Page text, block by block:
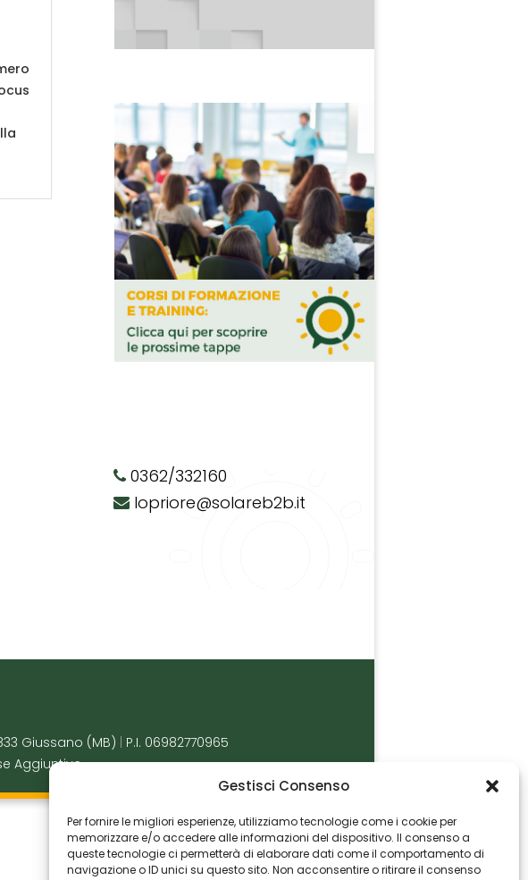
Gestisci Consenso
Per fornire le migliori esperienze, utilizziamo tecnologie come i cookie per
memorizzare e/o accedere alle informazioni del dispositivo. Il consenso a
queste tecnologie ci permetterà di elaborare dati come il comportamento di
navigazione o ID unici su questo sito. Non acconsentire o ritirare il consenso
0362/332160
lopriore@solareb2b.it
Giussano (MB)
P.I. 06982770965
Aggiuntive